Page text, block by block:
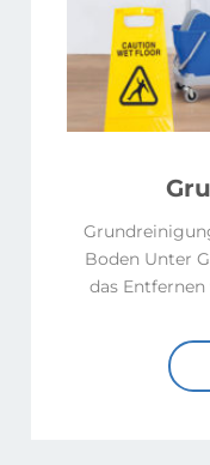
Boden Unter
das